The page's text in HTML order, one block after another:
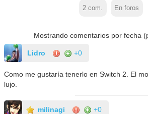
2 com. En foros
Mostrando comentarios por fecha
Lidro +0
Como me gustaría tenerlo en Switch 2. El
lujo.
milinagi +0